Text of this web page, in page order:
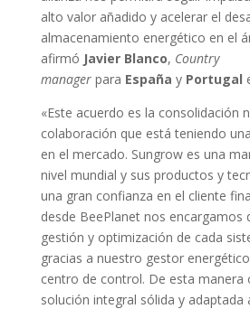
alto valor añadido y acelerar el
almacenamiento energético en el
afirmó Javier Blanco, Country
managerpara España yPortugal
«Este acuerdo es la consolidación
colaboración que está teniendo
en el mercado. Sungrow es una
nivel mundial y sus productos y
una gran confianza en el cliente
desde BeePlanet nos encargamos
gestión y optimización de cada
gracias a nuestro gestor
centro de control. De esta manera
solución integral sólida y adaptada